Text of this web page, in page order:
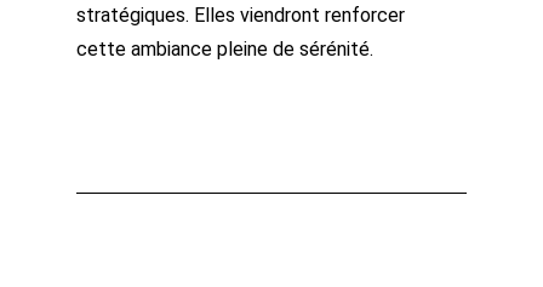
stratégiques. Elles viendront renforcer
cette ambiance pleine de sérénité.